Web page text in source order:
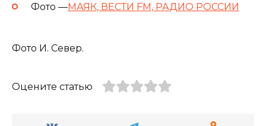
Фото —️МАЯК, ВЕСТИ FM, РАДИО РОССИИ
Фото И. Север.
Оцените статью